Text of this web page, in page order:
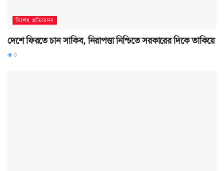
বিশেষ প্রতিবেদন
দেশে ফিরতে চান সাকিব, নিরাপত্তা নিশ্চিতে সরকারের দিকে তাকিয়ে
0